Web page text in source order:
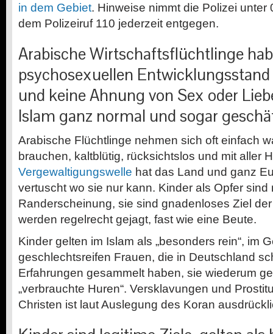
in dem Gebiet. Hinweise nimmt die Polizei unter
dem Polizeiruf 110 jederzeit entgegen.
Arabische Wirtschaftsflüchtlinge
psychosexuellen
und keine Ahnung von Sex oder
Islam ganz normal und sogar
Arabische Flüchtlinge nehmen sich oft einfach
brauchen, kaltblütig, rücksichtslos und mit aller
Vergewaltigungswelle hat das Land und ganz
vertuscht wo sie nur kann. Kinder als Opfer sind
Randerscheinung, sie sind gnadenloses Ziel
werden regelrecht gejagt, fast wie eine Beute.
Kinder gelten im Islam als „besonders rein“, im
geschlechtsreifen Frauen, die in Deutschland
Erfahrungen gesammelt haben, sie wiederum
„verbrauchte Huren“. Versklavungen und
Christen ist laut Auslegung des Koran